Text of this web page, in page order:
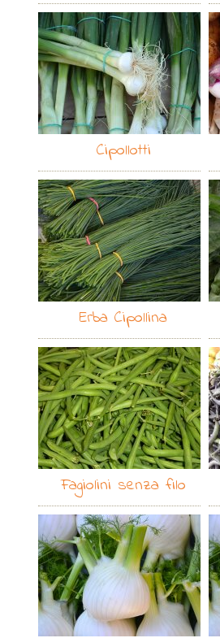
Cipollotti
Erba Cipollina
Fagiolini senza filo